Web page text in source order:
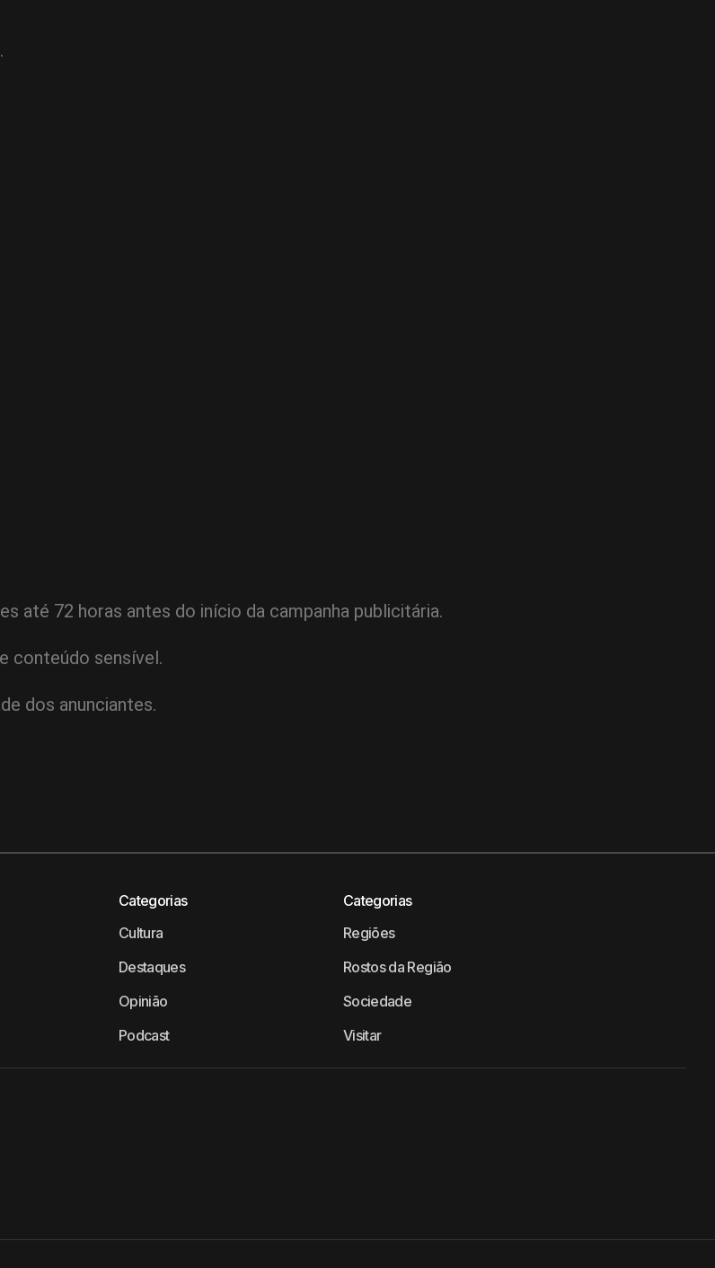
até 72 horas antes do início da campanha publicitária.
conteúdo sensível.
dos anunciantes.
Categorias
Cultura
Destaques
Opinião
Podcast
Categorias
Regiões
Rostos da Região
Sociedade
Visitar